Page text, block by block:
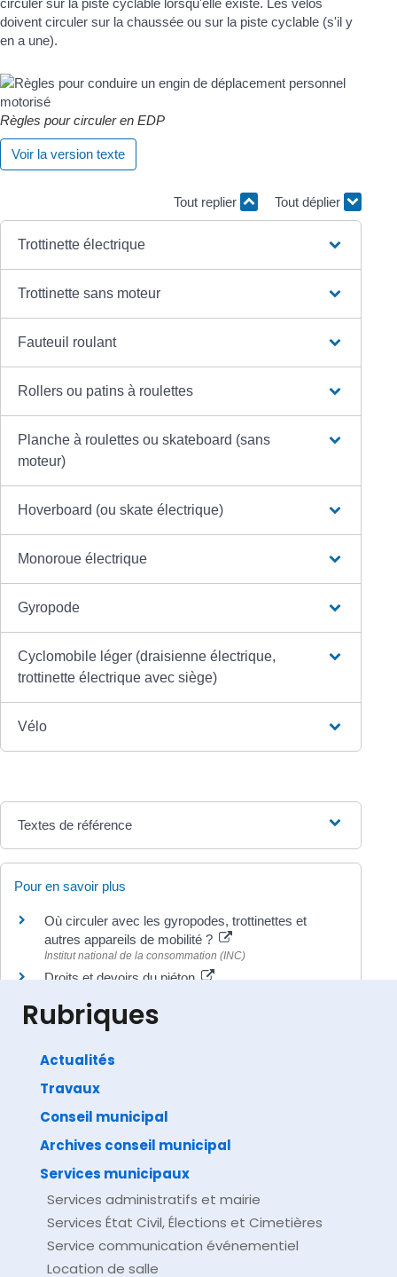
circuler sur la piste cyclable lorsqu'elle existe. Les vélos
doivent circuler sur la chaussée ou sur la piste cyclable (s'il y
en a une).
Règles pour circuler en EDP
Voir la version texte
Tout replier Tout déplier
Trottinette électrique
Trottinette sans moteur
Fauteuil roulant
Rollers ou patins à roulettes
Planche à roulettes ou skateboard (sans
moteur)
Hoverboard (ou skate électrique)
Monoroue électrique
Gyropode
Cyclomobile léger (draisienne électrique,
trottinette électrique avec siège)
Vélo
Textes de référence
Pour en savoir plus
Où circuler avec les gyropodes, trottinettes et
autres appareils de mobilité ?
Institut national de la consommation (INC)
Droits et devoirs du piéton
Direction de l'information légale et administrative
Rubriques
Actualités
Travaux
Conseil municipal
Archives conseil municipal
Services municipaux
Services administratifs et mairie
Services État Civil, Élections et Cimetières
Service communication événementiel
Location de salle